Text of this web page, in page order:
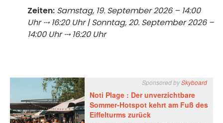
Zeiten: Samstag, 19. September 2026 – 14:00
Uhr ⤏ 16:20 Uhr | Sonntag, 20. September 2026 –
14:00 Uhr ⤏ 16:20 Uhr